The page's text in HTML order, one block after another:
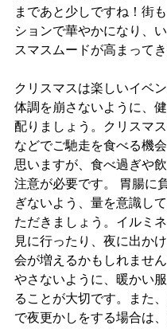
まであと少しですね！街
ションで華やかになり、
スマスムードが高まってき
クリスマスは楽しいイベン
体調を崩さないように、
配りましょう。クリスマ
などでご馳走を食べる機
思いますが、食べ過ぎや
注意が必要です。 胃腸に
ぎないよう、量を意識し
ただきましょう。イルミ
見に行ったり、夜に出か
会が増えるかもしれませ
やさないように、暖かい
ることが大切です。また
で夜更かしをする場合は